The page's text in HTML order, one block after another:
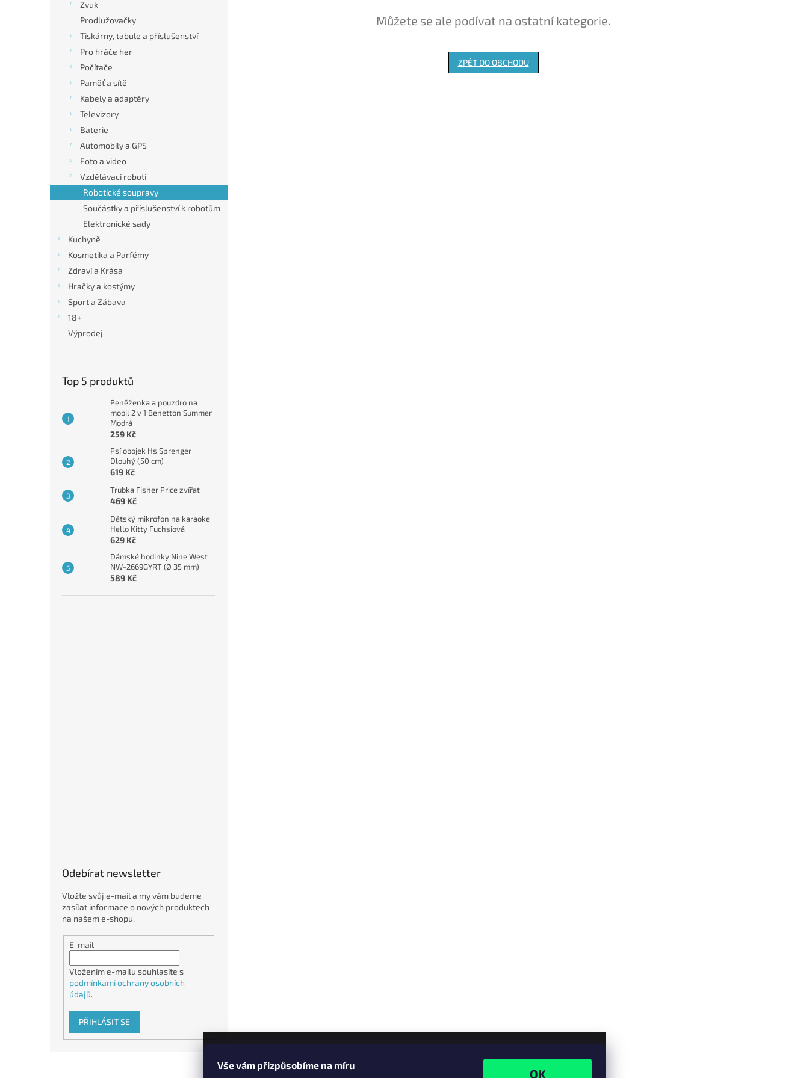
Vše vám přizpůsobíme na míru
Zvuk
Prodlužovačky
Tiskárny, tabule a příslušenství
Pro hráče her
Počítače
Paměť a sítě
Kabely a adaptéry
Televizory
Baterie
Automobily a GPS
Foto a video
Vzdělávací roboti
Robotické soupravy
Součástky a příslušenství k robotům
Elektronické sady
Kuchyně
Kosmetika a Parfémy
Zdraví a Krása
Hračky a kostýmy
Sport a Zábava
18+
Výprodej
Top 5 produktů
Peněženka a pouzdro na
mobil 2 v 1 Benetton Summer
Modrá
259 Kč
Psí obojek Hs Sprenger
Dlouhý (50 cm)
619 Kč
Trubka Fisher Price zvířat
469 Kč
Dětský mikrofon na karaoke
Hello Kitty Fuchsiová
629 Kč
Dámské hodinky Nine West
NW-2669GYRT (Ø 35 mm)
589 Kč
Odebírat newsletter
Vložte svůj e-mail a my vám budeme
zasílat informace o nových produktech
na našem e-shopu.
E-mail
Vložením e-mailu souhlasíte s
podmínkami ochrany osobních
údajů.
PŘIHLÁSIT SE
Můžete se ale podívat na ostatní kategorie.
ZPĚT DO OBCHODU